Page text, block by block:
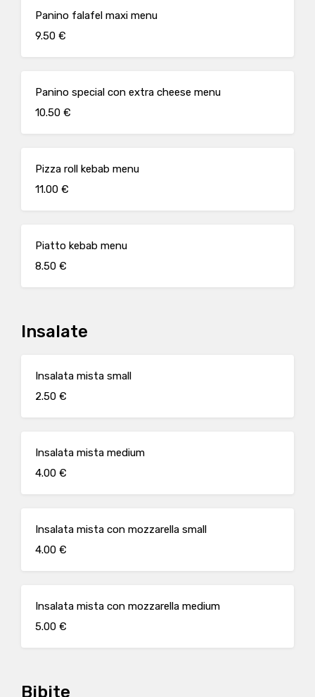
Panino falafel maxi menu
9.50 €
Panino special con extra cheese menu
10.50 €
Pizza roll kebab menu
11.00 €
Piatto kebab menu
8.50 €
Insalate
Insalata mista small
2.50 €
Insalata mista medium
4.00 €
Insalata mista con mozzarella small
4.00 €
Insalata mista con mozzarella medium
5.00 €
Bibite